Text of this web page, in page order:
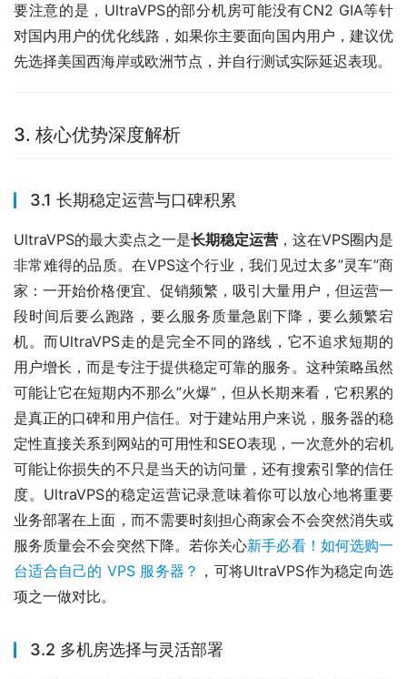
要注意的是，UltraVPS的部分机房可能没有CN2 GIA等针
对国内用户的优化线路，如果你主要面向国内用户，建议优
先选择美国西海岸或欧洲节点，并自行测试实际延迟表现。
3. 核心优势深度解析
3.1 长期稳定运营与口碑积累
UltraVPS的最大卖点之一是长期稳定运营 ，这在VPS圈内是
非常难得的品质。在VPS这个行业，我们见过太多”灵车”商
家：一开始价格便宜、促销频繁，吸引大量用户，但运营一
段时间后要么跑路，要么服务质量急剧下降，要么频繁宕
机。而UltraVPS走的是完全不同的路线，它不追求短期的
用户增长，而是专注于提供稳定可靠的服务。这种策略虽然
可能让它在短期内不那么”火爆”，但从长期来看，它积累的
是真正的口碑和用户信任。对于建站用户来说，服务器的稳
定性直接关系到网站的可用性和SEO表现，一次意外的宕机
可能让你损失的不只是当天的访问量，还有搜索引擎的信任
度。UltraVPS的稳定运营记录意味着你可以放心地将重要
业务部署在上面，而不需要时刻担心商家会不会突然消失或
服务质量会不会突然下降。若你关心新手必看！如何选购一
台适合自己的 VPS 服务器？ ，可将UltraVPS作为稳定向选
项之一做对比。
3.2 多机房选择与灵活部署